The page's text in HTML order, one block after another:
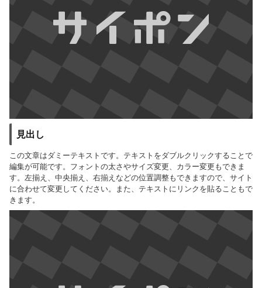
見出し
この文章はダミーテキストです。テキストをダブルクリックすることで
編集が可能です。フォントの太さやサイズ変更、カラー変更もできま
す。左揃え、中央揃え、右揃えなどの位置調整もできますので、サイト
に合わせて変更してください。また、テキストにリンクを貼ることもで
きます。